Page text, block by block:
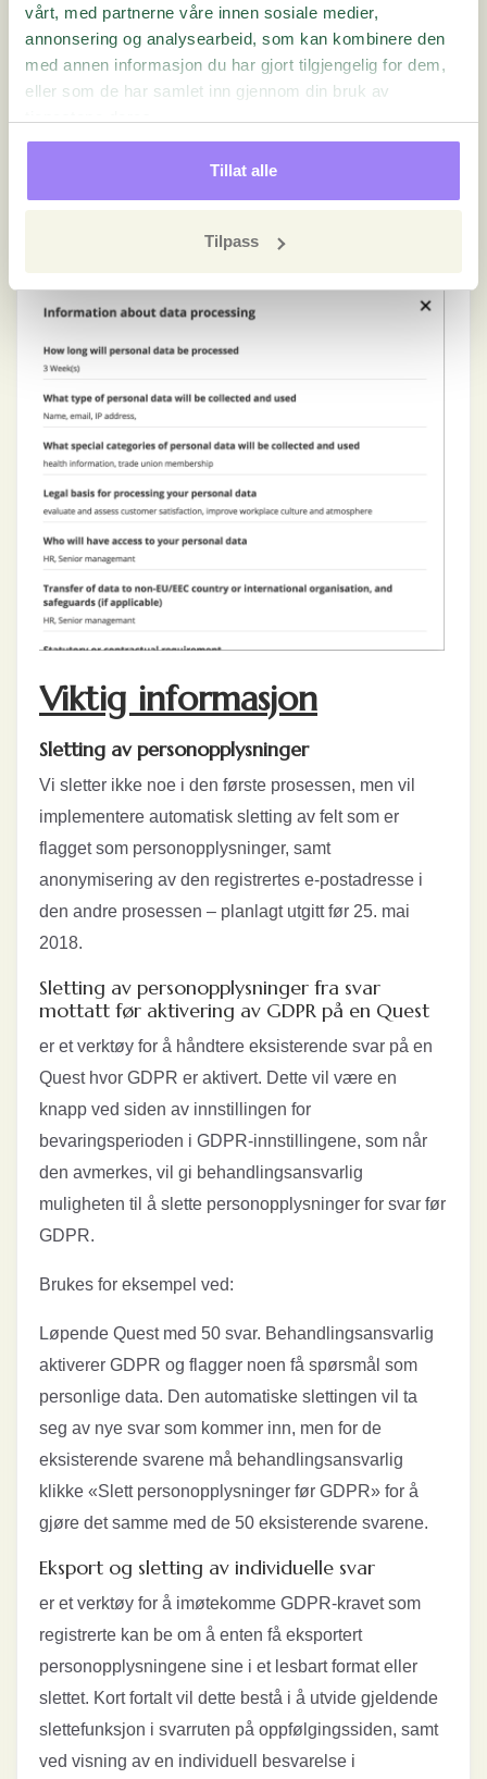
vårt, med partnerne våre innen sosiale medier,
annonsering og analysearbeid, som kan kombinere den
med annen informasjon du har gjort tilgjengelig for dem,
eller som de har samlet inn gjennom din bruk av
Tillat alle
Tilpass
for (formålserklæringen)
Firmanavn (behandlingsansvarlig)
aktuelt) (hvis den inneholder data)
Viktig informasjon
Sletting av personopplysninger
Vi sletter ikke noe i den første prosessen, men vil
implementere automatisk sletting av felt som er
flagget som personopplysninger, samt
anonymisering av den registrertes e-postadresse i
den andre prosessen – planlagt utgitt før 25. mai
2018.
Sletting av personopplysninger fra svar
mottatt før aktivering av GDPR på en Quest
er et verktøy for å håndtere eksisterende svar på en
Quest hvor GDPR er aktivert. Dette vil være en
knapp ved siden av innstillingen for
bevaringsperioden i GDPR-innstillingene, som når
den avmerkes, vil gi behandlingsansvarlig
muligheten til å slette personopplysninger for svar før
GDPR.
Brukes for eksempel ved:
Løpende Quest med 50 svar. Behandlingsansvarlig
aktiverer GDPR og flagger noen få spørsmål som
personlige data. Den automatiske slettingen vil ta
seg av nye svar som kommer inn, men for de
eksisterende svarene må behandlingsansvarlig
klikke «Slett personopplysninger før GDPR» for å
gjøre det samme med de 50 eksisterende svarene.
Eksport og sletting av individuelle svar
er et verktøy for å imøtekomme GDPR-kravet som
registrerte kan be om å enten få eksportert
personopplysningene sine i et lesbart format eller
slettet. Kort fortalt vil dette bestå i å utvide gjeldende
slettefunksjon i svarruten på oppfølgingssiden, samt
ved visning av en individuell besvarelse i